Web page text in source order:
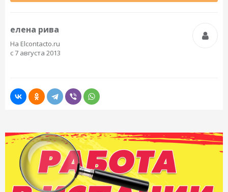
елена рива
На Elcontacto.ru
с 7 августа 2013